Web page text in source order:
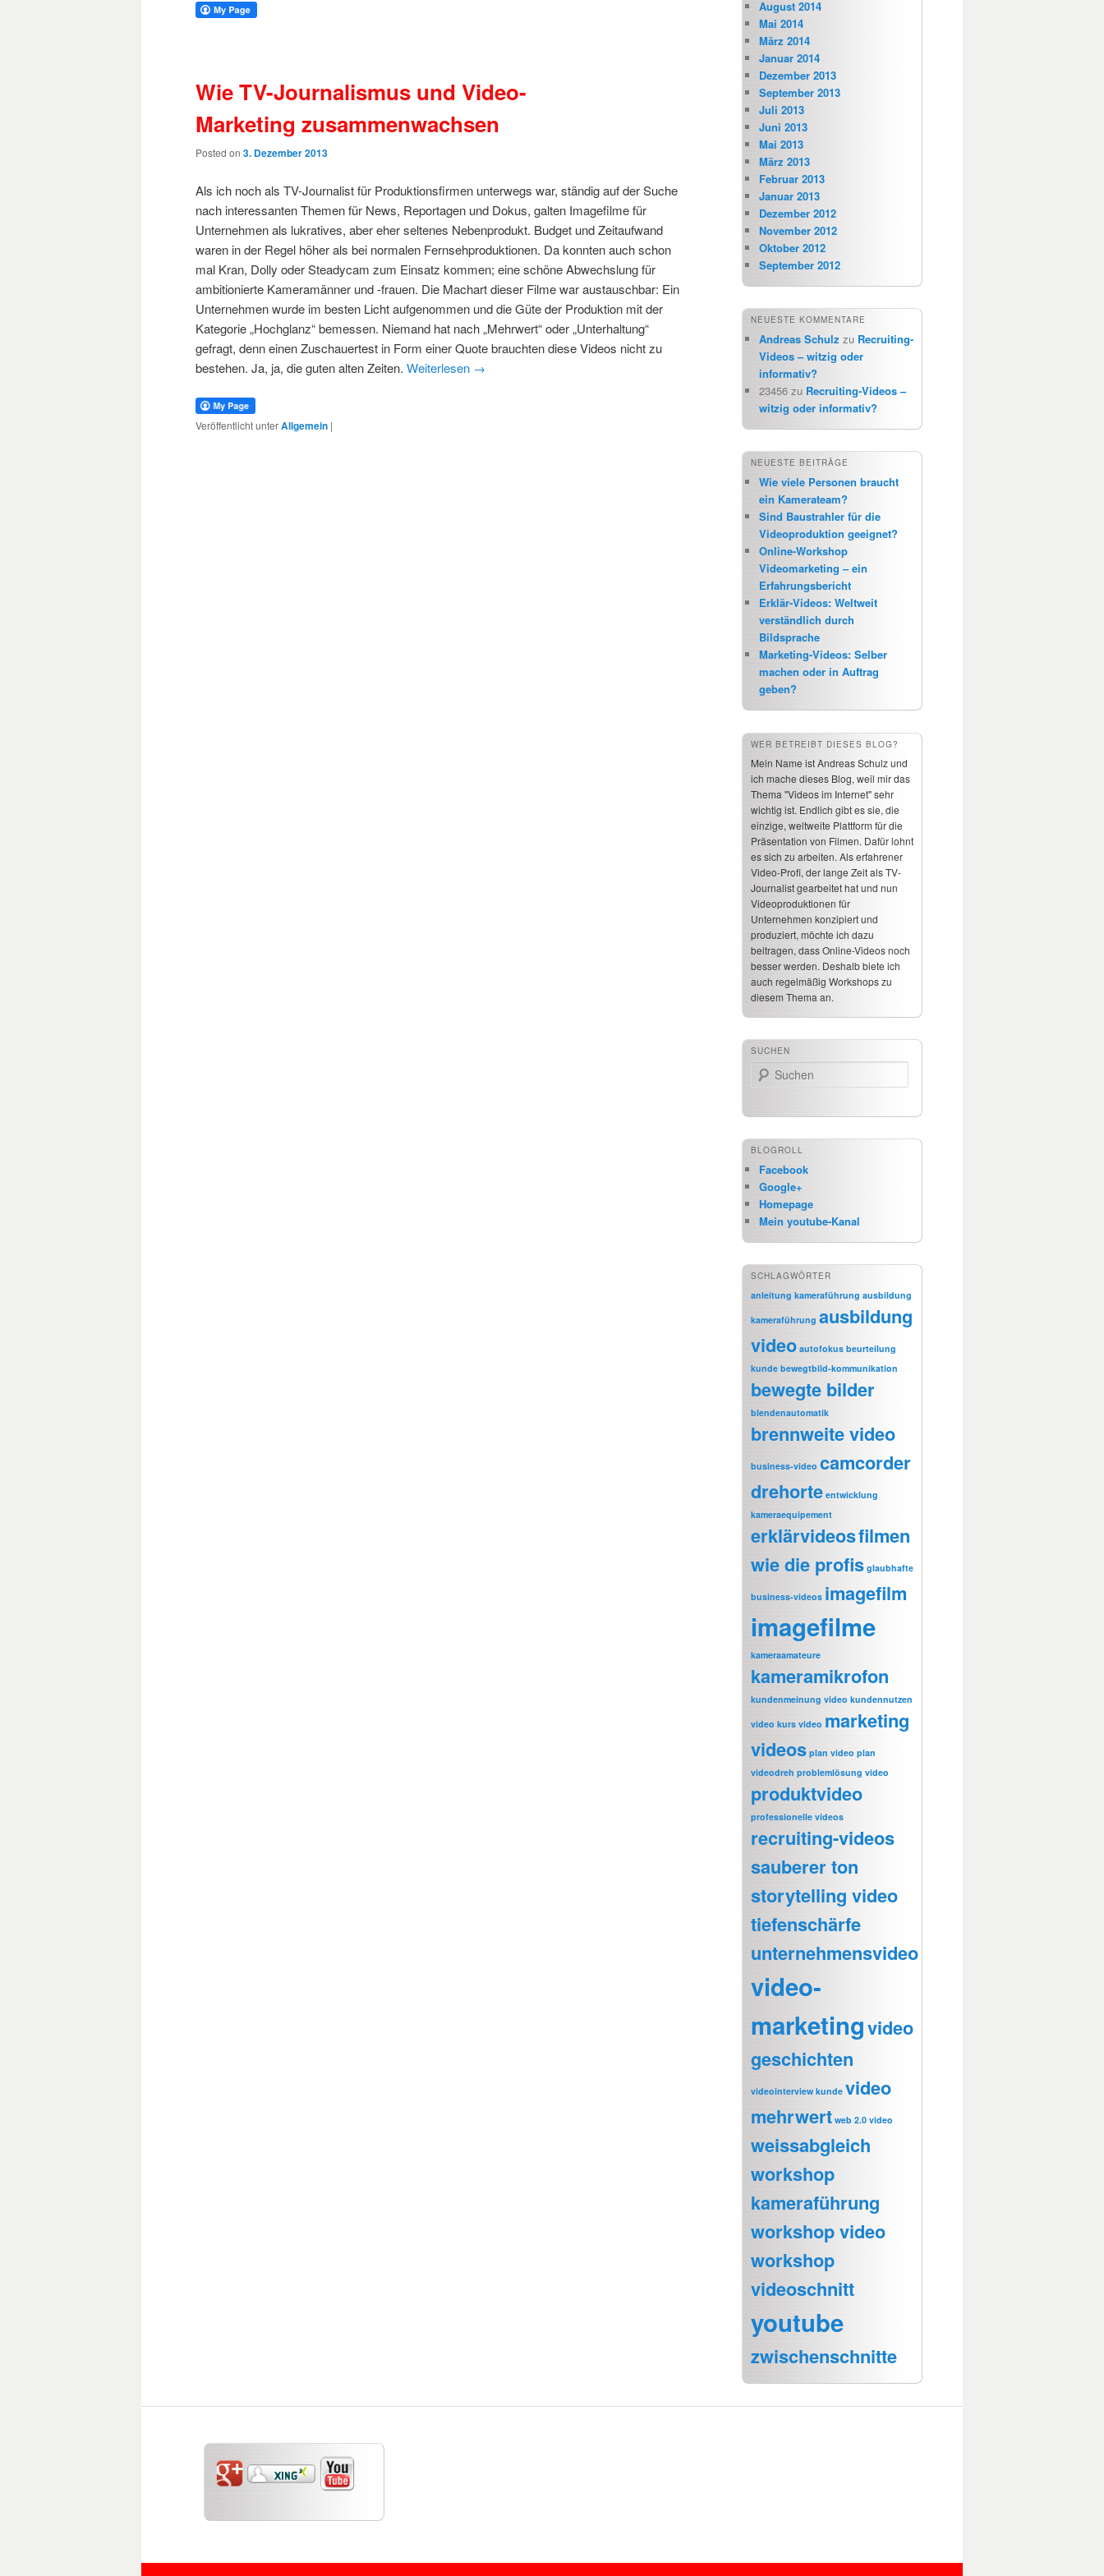
Wie TV-Journalismus und Video-
Marketing zusammenwachsen
Posted on 3. Dezember 2013
Als ich noch als TV-Journalist für Produktionsfirmen unterwegs war, ständig auf der Suche
nach interessanten Themen für News, Reportagen und Dokus, galten Imagefilme für
Unternehmen als lukratives, aber eher seltenes Nebenprodukt. Budget und Zeitaufwand
waren in der Regel höher als bei normalen Fernsehproduktionen. Da konnten auch schon
mal Kran, Dolly oder Steadycam zum Einsatz kommen; eine schöne Abwechslung für
ambitionierte Kameramänner und -frauen. Die Machart dieser Filme war austauschbar: Ein
Unternehmen wurde im besten Licht aufgenommen und die Güte der Produktion mit der
Kategorie „Hochglanz“ bemessen. Niemand hat nach „Mehrwert“ oder „Unterhaltung“
gefragt, denn einen Zuschauertest in Form einer Quote brauchten diese Videos nicht zu
bestehen. Ja, ja, die guten alten Zeiten. Weiterlesen →
Veröffentlicht unterAllgemein |
August 2014
Mai 2014
März 2014
Januar 2014
Dezember 2013
September 2013
Juli 2013
Juni 2013
Mai 2013
März 2013
Februar 2013
Januar 2013
Dezember 2012
November 2012
Oktober 2012
September 2012
NEUESTE KOMMENTARE
Andreas Schulz zu Recruiting-
Videos – witzig oder
informativ?
23456 zu Recruiting-Videos –
witzig oder informativ?
NEUESTE BEITRÄGE
Wie viele Personen braucht
ein Kamerateam?
Sind Baustrahler für die
Videoproduktion geeignet?
Online-Workshop
Videomarketing – ein
Erfahrungsbericht
Erklär-Videos: Weltweit
verständlich durch
Bildsprache
Marketing-Videos: Selber
machen oder in Auftrag
geben?
WER BETREIBT DIESES BLOG?
Mein Name ist Andreas Schulz und
ich mache dieses Blog, weil mir das
Thema "Videos im Internet" sehr
wichtig ist. Endlich gibt es sie, die
einzige, weltweite Plattform für die
Präsentation von Filmen. Dafür lohnt
es sich zu arbeiten. Als erfahrener
Video-Profi, der lange Zeit als TV-
Journalist gearbeitet hat und nun
Videoproduktionen für
Unternehmen konzipiert und
produziert, möchte ich dazu
beitragen, dass Online-Videos noch
besser werden. Deshalb biete ich
auch regelmäßig Workshops zu
diesem Thema an.
SUCHEN
Suchen
BLOGROLL
Facebook
Google+
Homepage
Mein youtube-Kanal
SCHLAGWÖRTER
anleitung kameraführung ausbildung
kameraführung ausbildung
video autofokus beurteilung
kunde bewegtbild-kommunikation
bewegte bilder
blendenautomatik
brennweite video
business-video camcorder
drehorte entwicklung
kameraequipement
erklärvideosfilmen
wie die profis glaubhafte
business-videos imagefilm
imagefilme
kameraamateure
kameramikrofon
kundenmeinung video kundennutzen
video kurs video marketing
videos plan video plan
videodreh problemlösung video
produktvideo
professionelle videos
recruiting-videos
sauberer ton
storytelling video
tiefenschärfe
unternehmensvideo
video-
marketingvideo
geschichten
videointerview kunde video
mehrwert web 2.0 video
weissabgleich
workshop
kameraführung
workshop video
workshop
videoschnitt
youtube
zwischenschnitte